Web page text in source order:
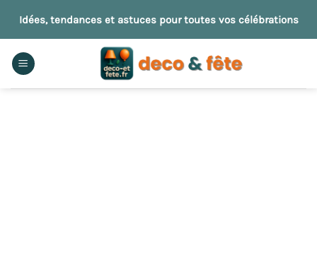
contenu
Idées, tendances et astuces pour toutes vos célébrations